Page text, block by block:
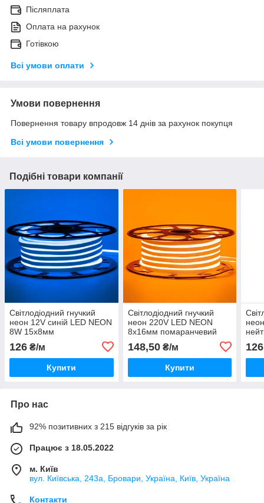
Післяплата
Оплата на рахунок
Готівкою
Всі умови оплати
Умови повернення
Повернення товару впродовж 14 днів за рахунок покупця
Всі умови повернення
Подібні товари компанії
Світлодіодний гнучкий
неон 12V синій LED NEON
8W 15x8мм
126 ₴/м
Купити
Світлодіодний гнучкий
неон 220V LED NEON
8x16мм помаранчевий
148,50₴/м
Купити
126
Про нас
92% позитивних з 215 відгуків за рік
Працює з 18.05.2022
м. Київ
вул. Київська, 243а, Бровари, Україна, Київ, Україна
Контакти